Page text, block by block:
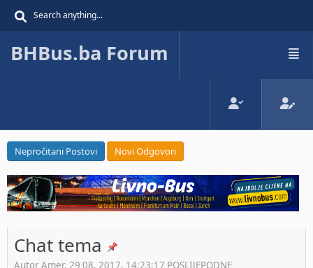
BHBus.ba Forum
Nepročitani Postovi Novi Odgovori
Chat tema
Autor Amer, 29 08, 2017, 14:23:17 POSLIJEPODNE